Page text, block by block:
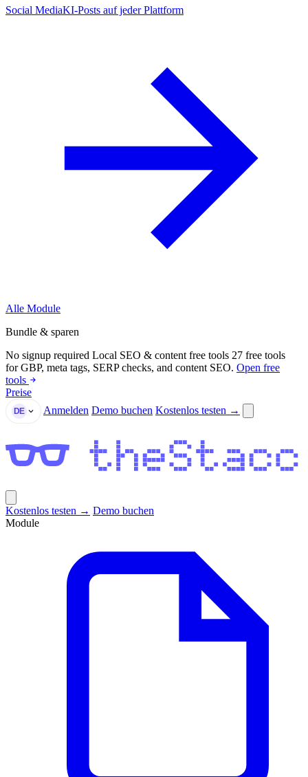
Social MediaKI-Posts auf jeder Plattform
Alle Module
Bundle & sparen
No signup required Local SEO & content free tools 27 free tools
for GBP, meta tags, SERP checks, and content SEO. Open free
tools
Preise
DE Anmelden Demo buchen Kostenlos testen →
Kostenlos testen → Demo buchen
Module